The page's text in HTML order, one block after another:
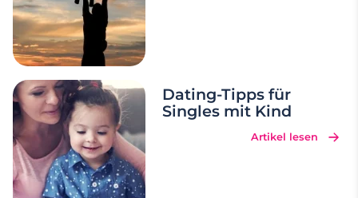
Dating-Tipps für
Singles mit Kind
Artikel lesen